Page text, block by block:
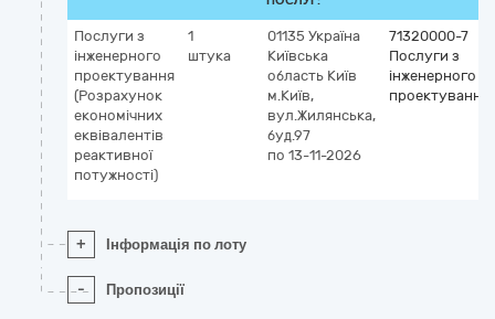
Послуги з
інженерного
проектування
(Розрахунок
економічних
еквівалентів
реактивної
потужності)
1
штука
01135 Україна
Київська
область Київ
м.Київ,
вул.Жилянська,
буд.97
по 13-11-2026
71320000-7
Послуги з
інженерного
проектування
+ Інформація по лоту
- Пропозиції